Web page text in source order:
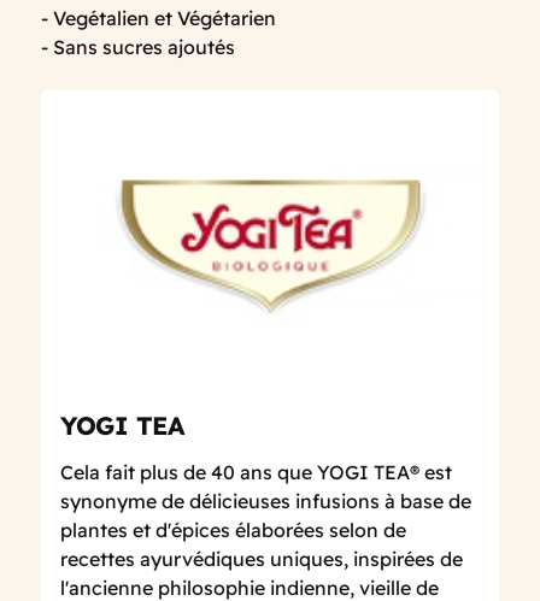
- Vegétalien et Végétarien
- Sans sucres ajoutés
YOGI TEA
Cela fait plus de 40 ans que YOGI TEA® est
synonyme de délicieuses infusions à base de
plantes et d'épices élaborées selon de
recettes ayurvédiques uniques, inspirées de
l'ancienne philosophie indienne, vieille de